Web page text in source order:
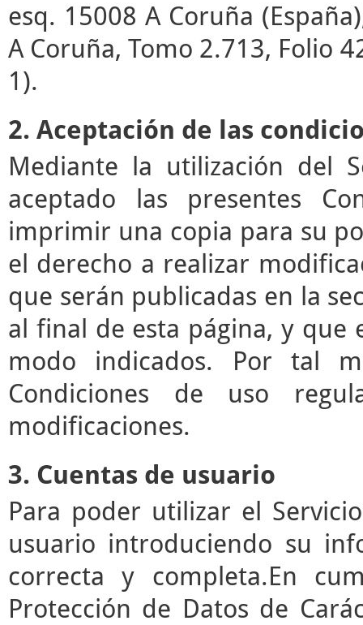
esq. 15008 A Coruña
A Coruña, Tomo 2.713, Folio
1).
2. Aceptación de las
Mediante la utilización del
aceptado las presentes
imprimir una copia para su
el derecho a realizar
que serán publicadas en la
al final de esta página, y que
modo indicados. Por tal
Condiciones de uso
modificaciones.
3. Cuentas de usuario
Para poder utilizar el
usuario introduciendo su
correcta y completa.En
Protección de Datos de